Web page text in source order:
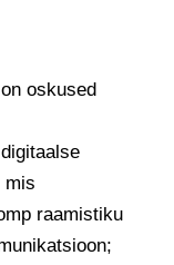
oskused
mis
raamistiku